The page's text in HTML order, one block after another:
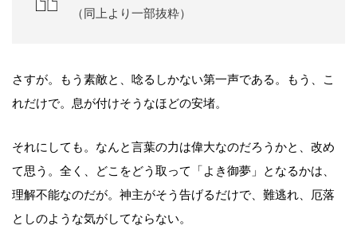
（同上より一部抜粋）
さすが。もう素敵と、唸るしかない第一声である。もう、こ
れだけで。息が付けそうなほどの安堵。
それにしても。なんと言葉の力は偉大なのだろうかと、改め
て思う。全く、どこをどう取って「よき御夢」となるかは、
理解不能なのだが。神主がそう告げるだけで、難逃れ、厄落
としのような気がしてならない。